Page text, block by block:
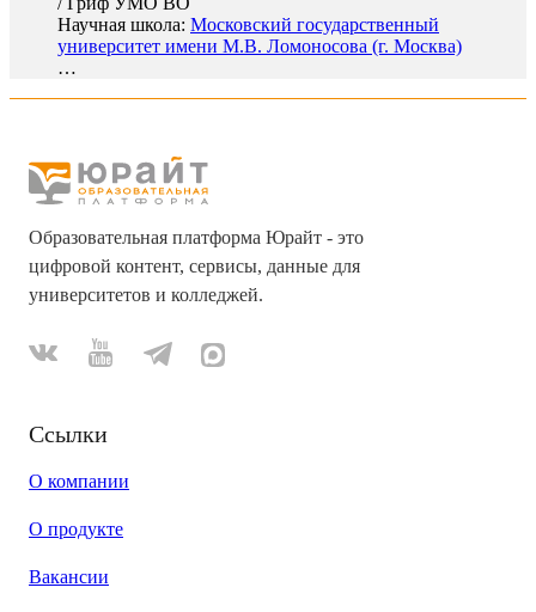
Научная школа: Московский государственный
университет имени М.В. Ломоносова (г. Москва)
…
Образовательная платформа Юрайт - это
цифровой контент, сервисы, данные для
университетов и колледжей.
Ссылки
О компании
О продукте
Вакансии